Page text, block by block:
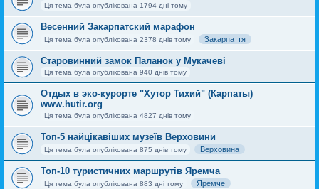
Ця тема була опублікована 1794 дні тому
Весенний Закарпатский марафон
Ця тема була опублікована 2378 днів тому Закарпаття
Старовинний замок Паланок у Мукачеві
Ця тема була опублікована 940 днів тому
Отдых в эко-курорте "Хутор Тихий" (Карпаты)
www.hutir.org
Ця тема була опублікована 4827 днів тому
Топ-5 найцікавіших музеїв Верховини
Ця тема була опублікована 875 днів тому Верховина
Топ-10 туристичних маршрутів Яремча
Ця тема була опублікована 883 дні тому Яремче